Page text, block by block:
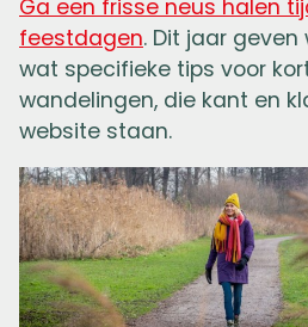
Ga een frisse neus halen
feestdagen. Dit jaar geven
wat specifieke tips voor
wandelingen, die kant en
website staan.